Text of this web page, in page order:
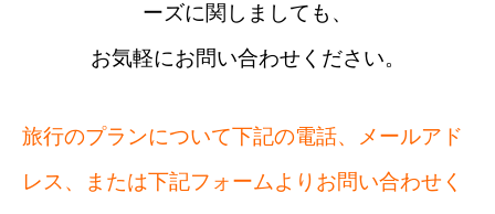
ーズに関しましても、
お気軽にお問い合わせください。
旅行のプランについて下記の電話、メールアド
レス、または下記フォームよりお問い合わせく